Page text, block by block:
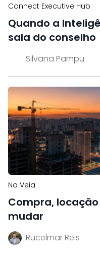
Connect Executive Hub
Quando a
sala do conselho
Silvana Pampu
Na Veia
Compra,
mudar
Rucelmar Reis